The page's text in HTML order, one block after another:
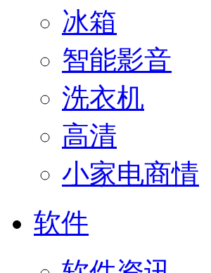
冰箱
智能影音
洗衣机
高清
小家电商情
软件